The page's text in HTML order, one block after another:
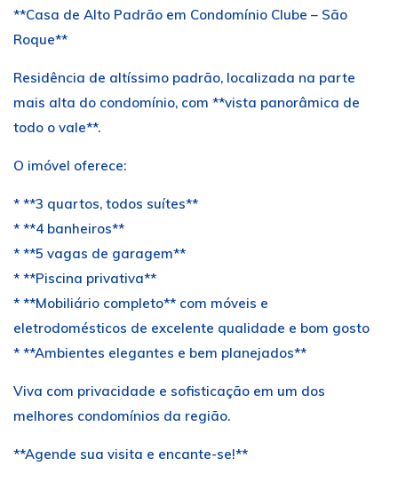
**Casa de Alto Padrão em Condomínio Clube – São
Roque**
Residência de altíssimo padrão, localizada na parte
mais alta do condomínio, com **vista panorâmica de
todo o vale**.
O imóvel oferece:
* **3 quartos, todos suítes**
* **4 banheiros**
* **5 vagas de garagem**
* **Piscina privativa**
* **Mobiliário completo** com móveis e
eletrodomésticos de excelente qualidade e bom gosto
* **Ambientes elegantes e bem planejados**
Viva com privacidade e sofisticação em um dos
melhores condomínios da região.
**Agende sua visita e encante-se!**